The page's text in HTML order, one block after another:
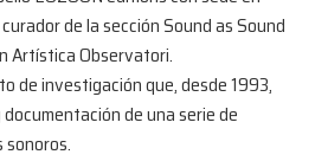
de la sección Sound as Sound
Artística Observatori.
de investigación que, desde 1993,
de una serie de